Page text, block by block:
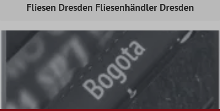
Fliesen Dresden Fliesenhändler Dresden